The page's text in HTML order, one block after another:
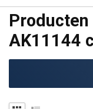
AK11144